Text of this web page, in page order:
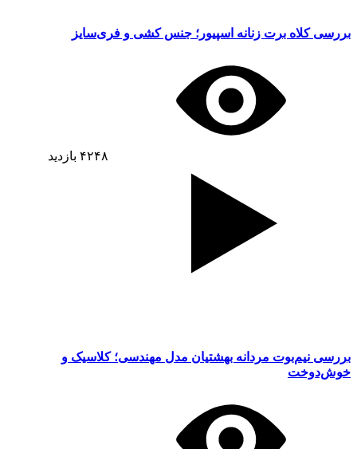
بررسی کلاه برت زنانه اسپیور؛ جنس کشی و فری‌سایز
۴۲۴۸ بازدید
بررسی نیم‌بوت مردانه بهشتیان مدل مهندسی؛ کلاسیک و
خوش‌دوخت